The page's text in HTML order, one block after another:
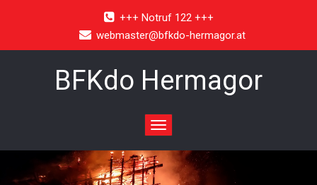
+++ Notruf 122 +++
webmaster@bfkdo-hermagor.at
BFKdo Hermagor
Toggle
navigation